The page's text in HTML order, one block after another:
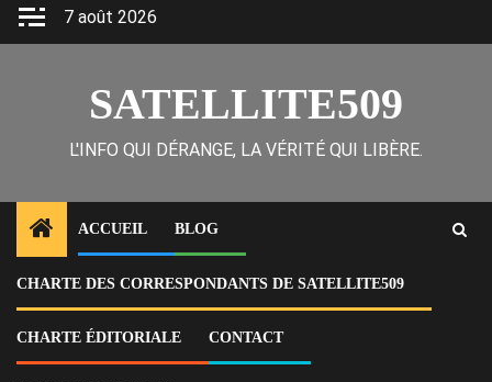
Skip
7 août 2026
SATELLITE509
L'INFO QUI DÉRANGE, LA VÉRITÉ QUI LIBÈRE.
ACCUEIL BLOG
CHARTE DES CORRESPONDANTS DE SATELLITE509
CHARTE ÉDITORIALE CONTACT
Home
Actu
RDC : un chef de groupe armé dépose les armes, une leçon de courage
adressée aux gangs haïtiens qui se disent “révolutionnaires”